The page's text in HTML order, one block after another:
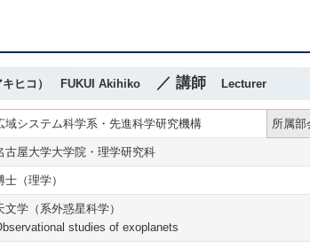
キヒコ） FUKUI Akihiko ／ 講師Lecturer
域システム科学系・先進科学研究機構 所属部
古屋大学大学院・理学研究科
士（理学）
文学（系外惑星科学）
studies of exoplanets